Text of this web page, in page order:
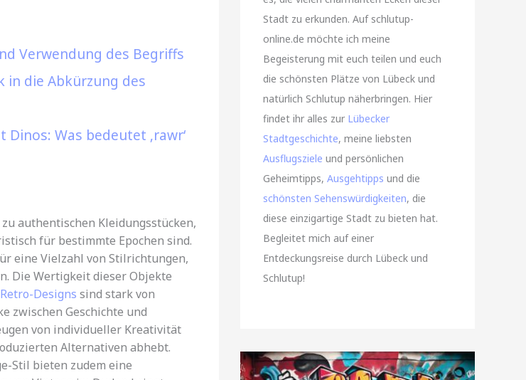
Verwendung des Begriffs
in die Abkürzung des
Was bedeutet ‚rawr‘
authentischen Kleidungsstücken,
für bestimmte Epochen sind.
eine Vielzahl von Stilrichtungen,
Die Wertigkeit dieser Objekte
Retro-Designs sind stark von
zwischen Geschichte und
von individueller Kreativität
Alternativen abhebt.
Stil bieten zudem eine
Stadt zu erkunden. Auf schlutup-
online.de möchte ich meine
Begeisterung mit euch teilen und euch
die schönsten Plätze von Lübeck und
natürlich Schlutup näherbringen. Hier
findet ihr alles zur Lübecker
Stadtgeschichte, meine liebsten
Ausflugsziele und persönlichen
Geheimtipps, Ausgehtipps und die
schönsten Sehenswürdigkeiten, die
diese einzigartige Stadt zu bieten hat.
Begleitet mich auf einer
Entdeckungsreise durch Lübeck und
Schlutup!